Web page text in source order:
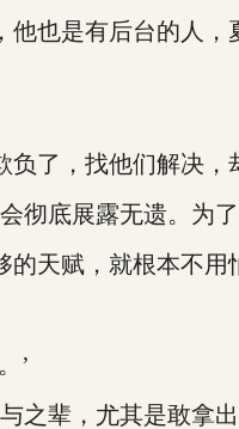
是有后台的人，
了，找他们解决，
底展露无遗。为
赋，就根本不用
’
辈，尤其是敢拿